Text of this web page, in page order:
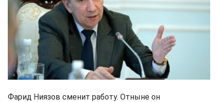
Фарид Ниязов сменит работу. Отныне он